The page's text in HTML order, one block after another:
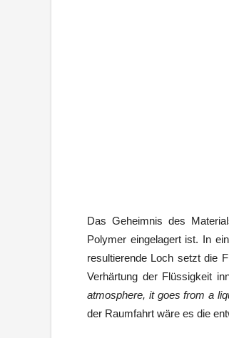
Das Geheimnis des
Polymer eingelagert ist. In
resultierende Loch setzt die
Verhärtung der Flüssigkeit
atmosphere, it goes from a
der Raumfahrt wäre es die